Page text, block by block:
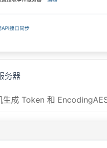
务器
生成 Token 和